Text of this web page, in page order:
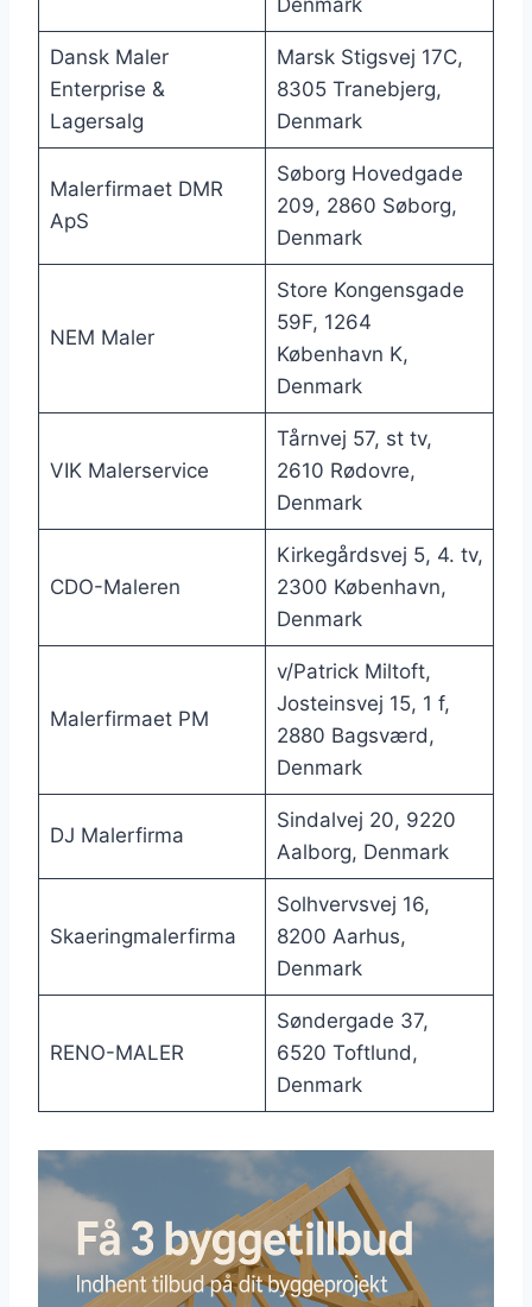
Dansk Maler
Enterprise &
Lagersalg
Marsk Stigsvej 17C,
8305 Tranebjerg,
Denmark
Malerfirmaet DMR
ApS
Søborg Hovedgade
209, 2860 Søborg,
Denmark
NEM Maler
Store Kongensgade
59F, 1264
København K,
Denmark
VIK Malerservice
Tårnvej 57, st tv,
2610 Rødovre,
Denmark
CDO-Maleren
Kirkegårdsvej 5, 4. tv,
2300 København,
Denmark
Malerfirmaet PM
v/Patrick Miltoft,
Josteinsvej 15, 1 f,
2880 Bagsværd,
Denmark
DJ Malerfirma
Sindalvej 20, 9220
Aalborg, Denmark
Skaeringmalerfirma
Solhvervsvej 16,
8200 Aarhus,
Denmark
RENO-MALER
Søndergade 37,
6520 Toftlund,
Denmark